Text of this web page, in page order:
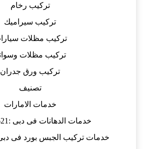
تركيب رخام
تركيب سيراميك
تركيب مظلات
تركيب مظلات
تركيب ورق جدران
تصنيف
خدمات الامارات
خدمات الدهانات فى دبى :0565930521
خدمات تركيب الجبس بورد فى دبى :